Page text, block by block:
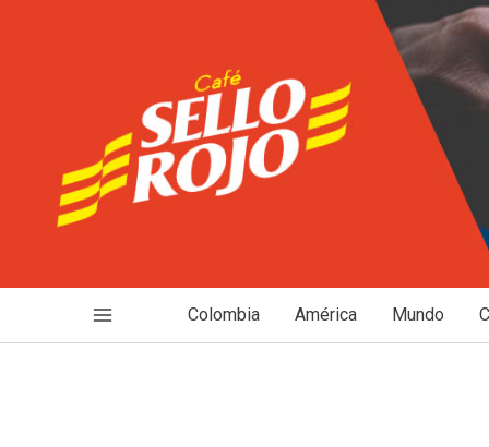
Colombia América Mundo